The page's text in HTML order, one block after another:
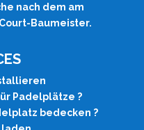
nach dem am
Baumeister.
Padelplätze ?
bedecken ?